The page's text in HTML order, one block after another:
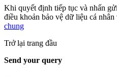
Khi quyết định tiếp tục và nhấn
điều khoản bảo vệ dữ liệu cá nhân
chung
Trở lại trang đầu
Send your query